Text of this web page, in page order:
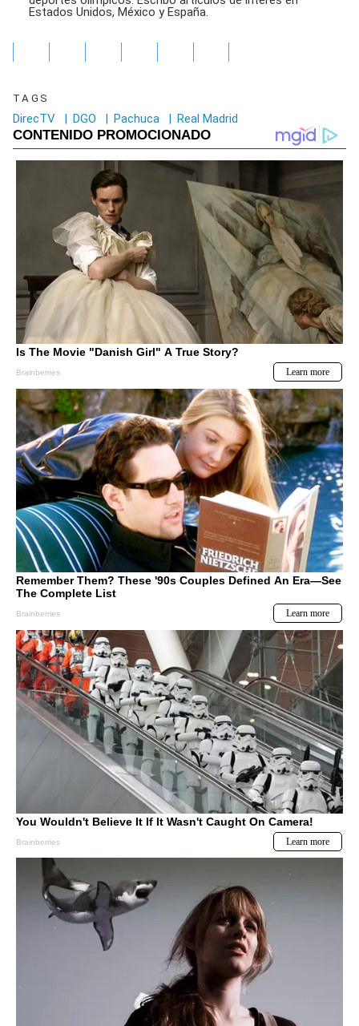
Estados Unidos, México y España.
TAGS
DirecTV | DGO | Pachuca | Real Madrid